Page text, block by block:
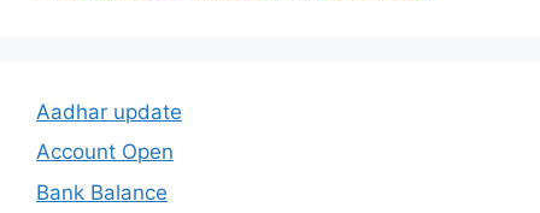
Aadhar update
Account Open
Bank Balance